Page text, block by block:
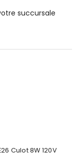
succursale
Culot 8W 120V